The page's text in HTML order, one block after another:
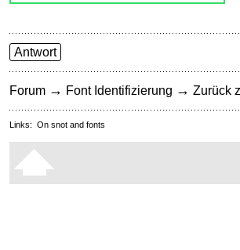
Antwort
Forum → Font Identifizierung → Zurück
Links: On snot and fonts